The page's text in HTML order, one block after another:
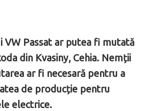
VW Passat ar putea fi mutată
din Kvasiny, Cehia. Nemții
ar fi necesară pentru a
de producție pentru
electrice.